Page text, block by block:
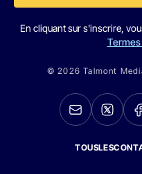
En cliquant sur s'inscrire,
© 2026 Talmont